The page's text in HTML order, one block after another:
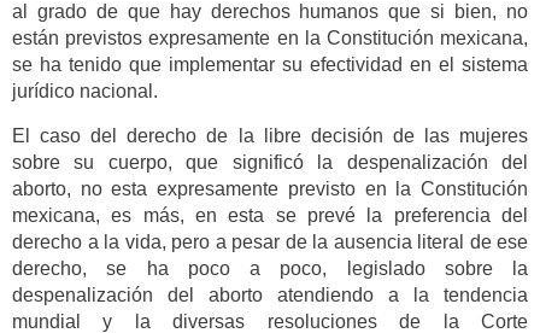
al grado de que hay derechos humanos que si bien, no
están previstos expresamente en la Constitución mexicana,
se ha tenido que implementar su efectividad en el sistema
jurídico nacional.
El caso del derecho de la libre decisión de las mujeres
sobre su cuerpo, que significó la despenalización del
aborto, no esta expresamente previsto en la Constitución
mexicana, es más, en esta se prevé la preferencia del
derecho a la vida, pero a pesar de la ausencia literal de ese
derecho, se ha poco a poco, legislado sobre la
despenalización del aborto atendiendo a la tendencia
mundial y la diversas resoluciones de la Corte